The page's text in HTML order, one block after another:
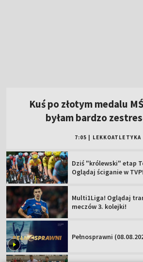
Multi1Liga! Oglądaj
meczów 3. kolejki!
Zawisza Bydgoszcz –
Podhale Nowy Targ –